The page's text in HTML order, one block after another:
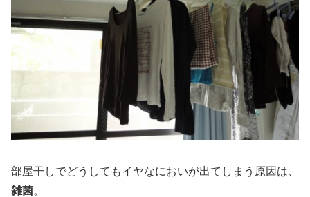
部屋干しでどうしてもイヤなにおいが出てしまう原因は、
雑菌。